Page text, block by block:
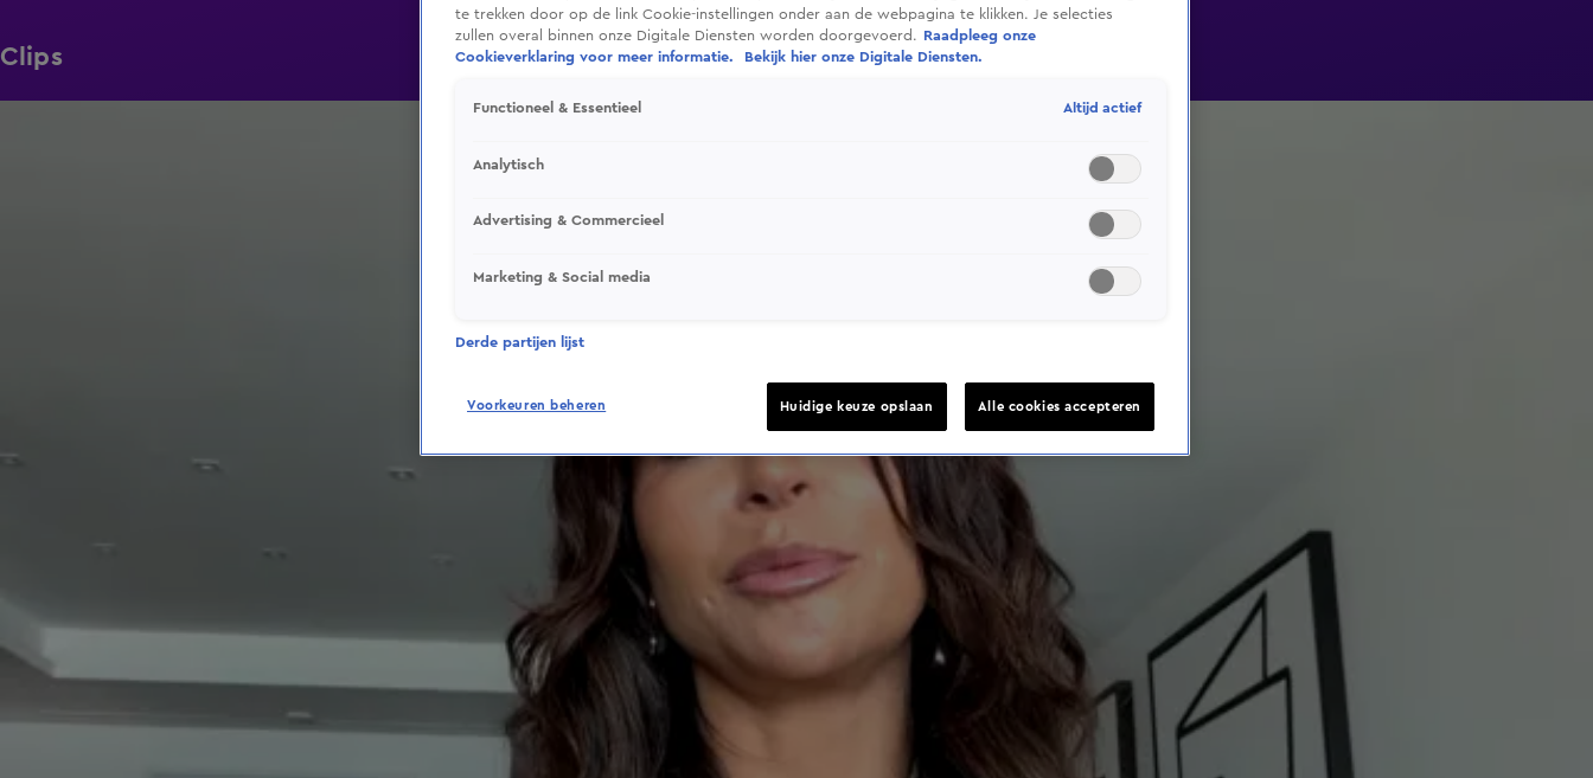
Clips
te trekken door op de link Cookie-instellingen onder aan de webpagina te klikken. Je selecties
zullen overal binnen onze Digitale Diensten worden doorgevoerd.
Raadpleeg onze
Cookieverklaring voor meer informatie.
Bekijk hier onze Digitale Diensten.
Functioneel & Essentieel Altijd actief
Analytisch
Advertising & Commercieel
Marketing & Social media
Derde partijen lijst
Voorkeuren beheren Huidige keuze opslaan Alle cookies accepteren